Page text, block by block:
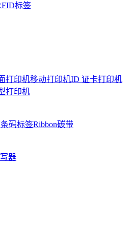
标签
打印机移动打印机ID 证卡打印机
打印机
条码标签Ribbon碳带
器